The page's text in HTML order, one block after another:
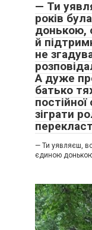
— Ти
років
донькою,
й
не
А дуже
батько
зіграти
— Ти уявляєш,
єдиною